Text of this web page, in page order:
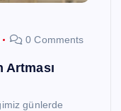
0 Comments
Artması
günlerde